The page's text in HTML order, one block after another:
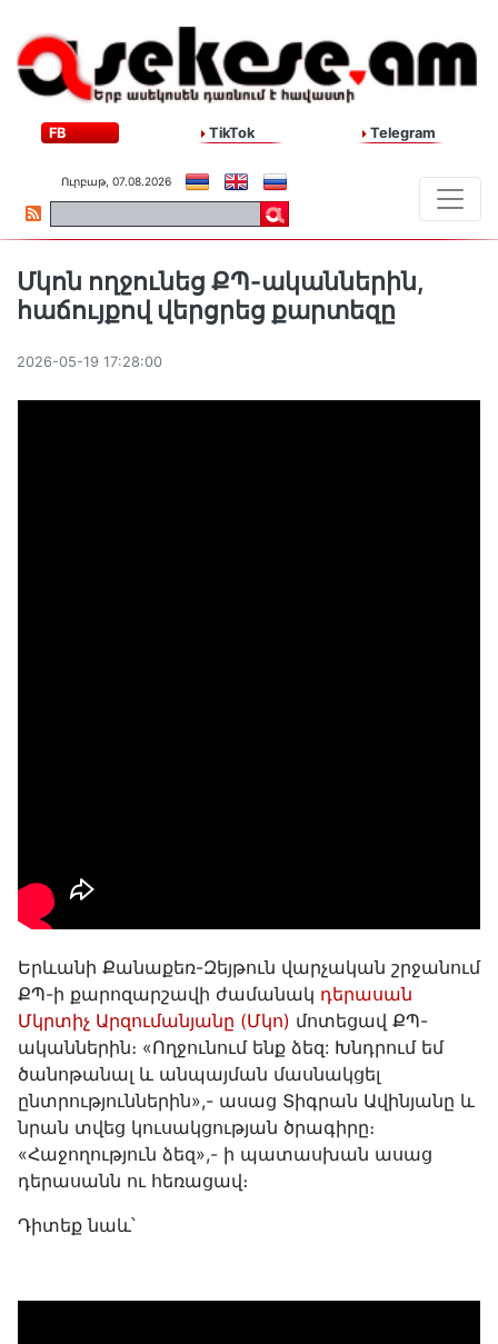
FB TikTok Telegram
Ուրբաթ, 07.08.2026
Մկոն ողջունեց ՔՊ-ականներին,
հաճույքով վերցրեց քարտեզը
2026-05-19 17:28:00
Երևանի Քանաքեռ-Զեյթուն վարչական շրջանում
ՔՊ-ի քարոզարշավի ժամանակ դերասան
Մկրտիչ Արզումանյանը (Մկո) մոտեցավ ՔՊ-
ականներին։ «Ողջունում ենք ձեզ: Խնդրում եմ
ծանոթանալ և անպայման մասնակցել
ընտրություններին»,- ասաց Տիգրան Ավինյանը և
նրան տվեց կուսակցության ծրագիրը։
«Հաջողություն ձեզ»,- ի պատասխան ասաց
դերասանն ու հեռացավ։
Դիտեք նաև՝